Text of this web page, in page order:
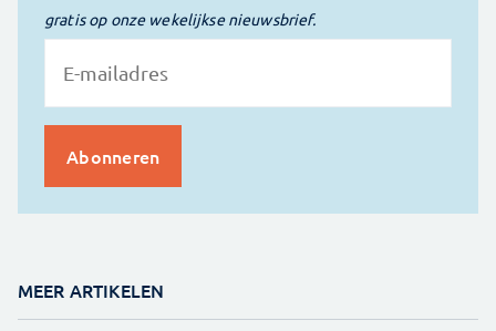
gratis op onze wekelijkse nieuwsbrief.
MEER ARTIKELEN